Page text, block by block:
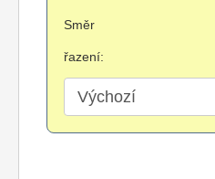
Směr
řazení: